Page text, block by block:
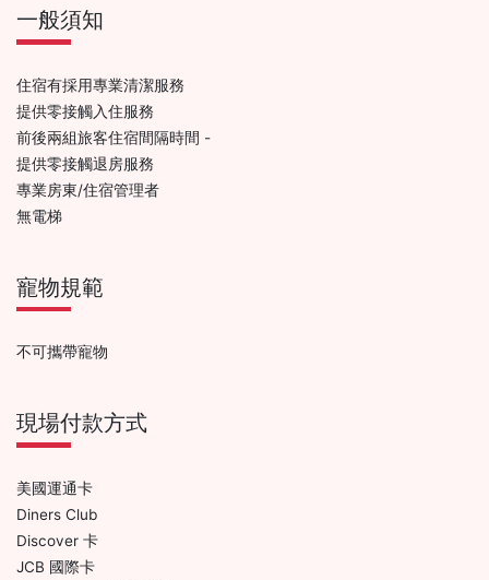
一般須知
住宿有採用專業清潔服務
提供零接觸入住服務
前後兩組旅客住宿間隔時間 -
提供零接觸退房服務
專業房東/住宿管理者
無電梯
寵物規範
不可攜帶寵物
現場付款方式
美國運通卡
Diners Club
Discover 卡
JCB 國際卡